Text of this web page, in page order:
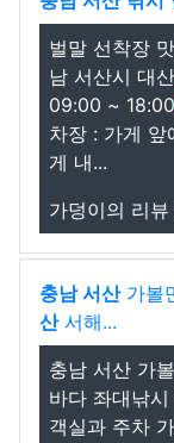
벌말 선착장
남 서산시 대
09:00 ~
차장 : 가게
게 내...
가덩이의 리
충남 서산가볼
산서해...
충남 서산 가
바다 좌대낚
객실과 주차